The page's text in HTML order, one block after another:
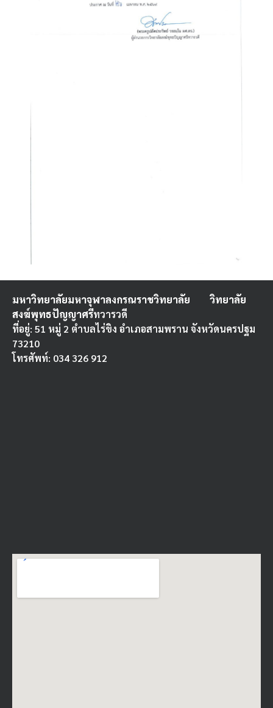
มหาวิทยาลัยมหาจุฬาลงกรณราชวิทยาลัย วิทยาลัย
สงฆ์พุทธปัญญาศรีทวารวดี
ที่อยู่: 51 หมู่ 2 ตำบลไร่ขิง อำเภอสามพราน จังหวัดนครปฐม
73210
โทรศัพท์: 034 326 912